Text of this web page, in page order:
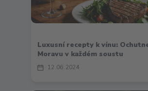
12 06 2024
Luxusní recepty k vínu:
Moravu v každém soustu